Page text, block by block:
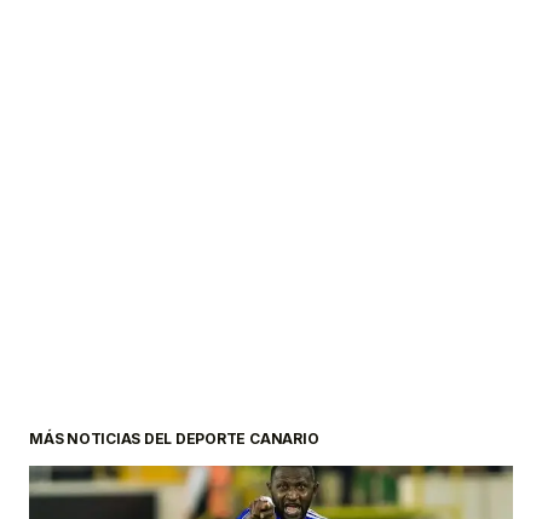
MÁS NOTICIAS DEL DEPORTE CANARIO